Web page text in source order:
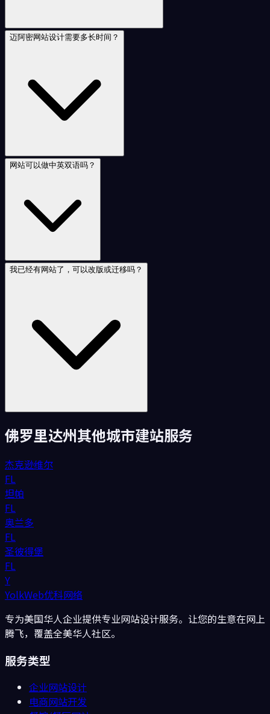
迈阿密网站设计需要多长时间？
网站可以做中英双语吗？
我已经有网站了，可以改版或迁移吗？
佛罗里达州其他城市建站服务
杰克逊维尔
FL
坦帕
FL
奥兰多
FL
圣彼得堡
FL
Y
YolkWeb优科网络
专为美国华人企业提供专业网站设计服务。让您的生意在网上
腾飞，覆盖全美华人社区。
服务类型
企业网站设计
电商网站开发